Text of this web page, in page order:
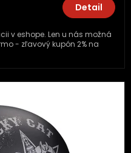
Detail
v eshope. Len u nás možná
- zľavový kupón 2% na